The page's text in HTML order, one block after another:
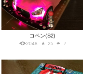
コペン(S2)
2048 25 7